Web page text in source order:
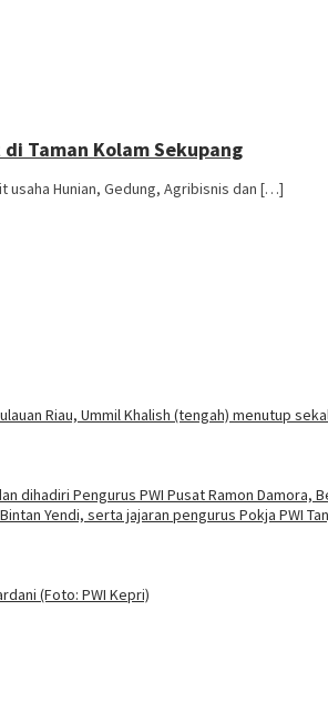
Taman Kolam Sekupang
usaha Hunian, Gedung, Agribisnis dan […]